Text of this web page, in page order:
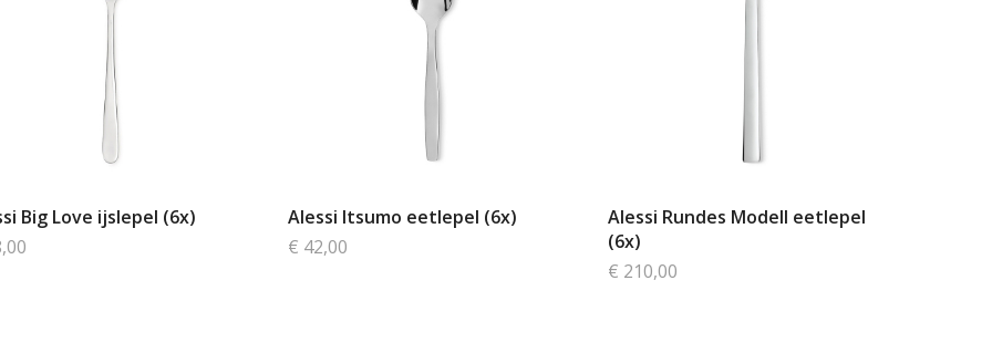
Big Love ijslepel (6x)
Alessi Itsumo eetlepel (6x)
€ 42,00
Alessi Rundes Modell eetlepel
(6x)
€ 210,00